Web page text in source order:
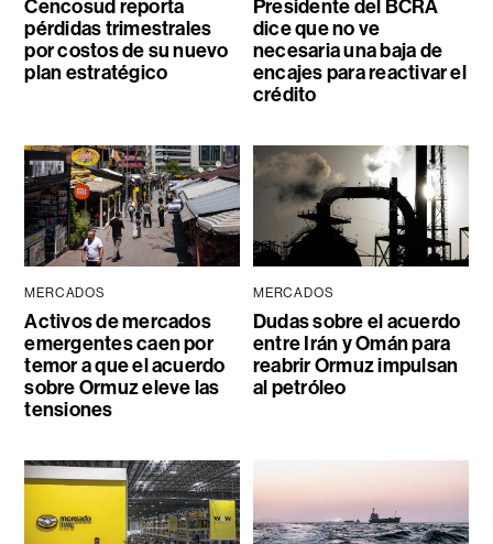
Cencosud reporta
pérdidas trimestrales
por costos de su nuevo
plan estratégico
Presidente del BCRA
dice que no ve
necesaria una baja de
encajes para reactivar el
crédito
MERCADOS
Activos de mercados
emergentes caen por
temor a que el acuerdo
sobre Ormuz eleve las
tensiones
MERCADOS
Dudas sobre el acuerdo
entre Irán y Omán para
reabrir Ormuz impulsan
al petróleo